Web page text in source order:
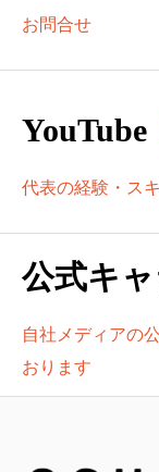
お問合せ
YouTube
代表の経験・ス
公式キ
自社メディアの
おります